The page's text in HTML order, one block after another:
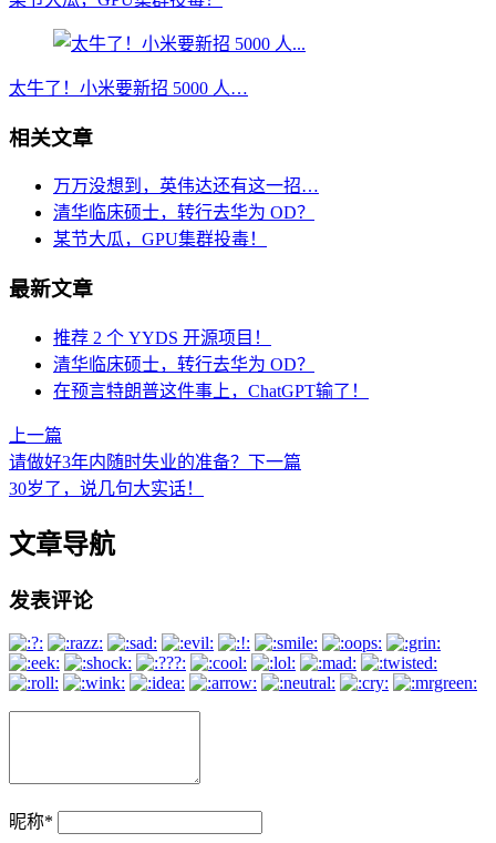
太牛了！小米要新招 5000 人…
相关文章
万万没想到，英伟达还有这一招…
清华临床硕士，转行去华为 OD？
某节大瓜，GPU集群投毒！
最新文章
推荐 2 个 YYDS 开源项目！
清华临床硕士，转行去华为 OD？
在预言特朗普这件事上，ChatGPT输了！
上一篇
请做好3年内随时失业的准备？ 下一篇
30岁了，说几句大实话！
文章导航
发表评论
昵称*